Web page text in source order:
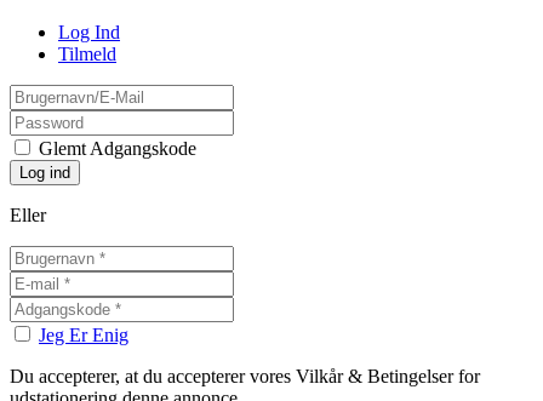
Log Ind
Tilmeld
Glemt Adgangskode
Eller
Jeg Er Enig
Du accepterer, at du accepterer vores Vilkår & Betingelser for